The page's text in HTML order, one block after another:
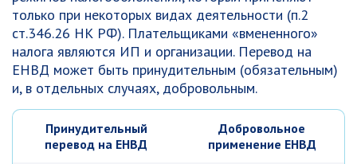
только при некоторых видах деятельности (п.2
ст.346.26 НК РФ). Плательщиками «вмененного»
налога являются ИП и организации. Перевод на
ЕНВД может быть принудительным (обязательным)
и, в отдельных случаях, добровольным.
Принудительный
перевод на ЕНВД
Добровольное
применение ЕНВД